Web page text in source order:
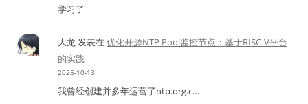
学习了
大龙发表在优化开源NTP Pool监控节点：基于RISC-V平台
的实践
2025-10-13
我曾经创建并多年运营了ntp.org.c…